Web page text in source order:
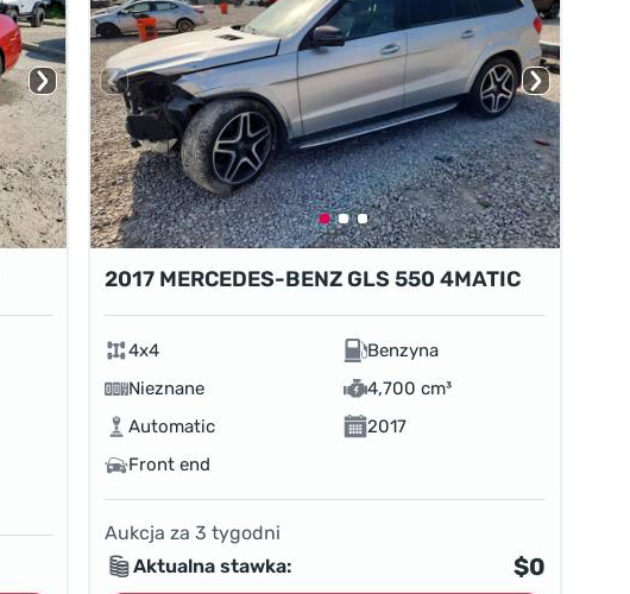
2017 MERCEDES-BENZ GLS 550 4MATIC
4x4
Benzyna
Nieznane
4,700 cm³
Automatic
2017
Front end
Aukcja za 3 tygodni
Aktualna stawka:
$0